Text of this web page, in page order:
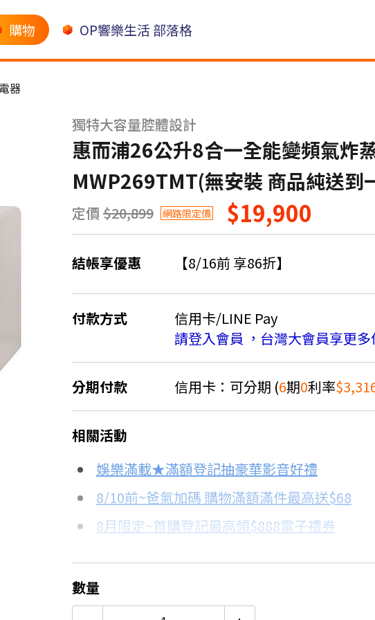
購物 OP響樂生活 部落格
器
獨特大容量腔體設計
惠而浦26公升8合一全能變頻氣炸
MWP269TMT(無安裝 商品純送到
定價 $20,899 網路限定價 $19,900
結帳享優惠 【8/16前 享86折】
付款方式
信用卡/LINE Pay
請登入會員 ，台灣大會員享更
分期付款 信用卡：可分期 (6期0利率
＊實際可分期數、適用利率，請以購物車顯示為
信用卡分期
分期數
3期 0利率
每期金額
$6,633
$1,774
配合銀
18家銀
相關活動
娛樂滿載★滿額登記抽豪華影音好禮
8/10前~爸氣加碼 購物滿額滿件最高送$68
8月限定~首購登記最高領$888電子禮券
更多信用卡分期0利率滿額享回饋
數量